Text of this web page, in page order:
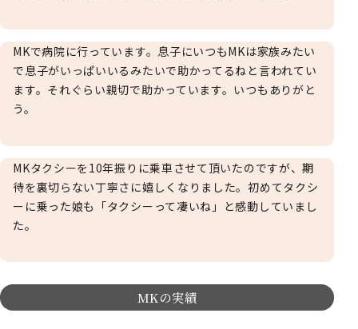
MKで病院に行っています。息子にいつもMKは家族みたい
で息子がいっぱいいるみたいで助かってるねと言われてい
ます。それぐらい親切で助かっています。いつもありがと
う。
MKタクシーを10年振りに乗車させて頂いたのですが、期
待を裏切らない丁寧さに嬉しくなりました。初めてタクシ
ーに乗った娘も「タクシーって凄いね」と感動していまし
た。
MKの実績